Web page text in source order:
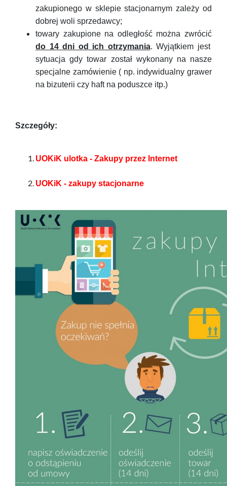
zakupionego w sklepie stacjonarnym zależy od
dobrej woli sprzedawcy;
towary zakupione na odległość można zwrócić
do 14 dni od ich otrzymania. Wyjątkiem jest
sytuacja gdy towar został wykonany na nasze
specjalne zamówienie ( np. indywidualny grawer
na bizuterii czy haft na poduszce itp.)
Szczegóły:
UOKiK ulotka - Zakupy przez Internet
UOKiK - zakupy stacjonarne